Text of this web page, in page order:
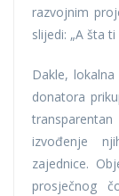
razvojnim
slijedi: „A šta
Dakle,
donatora
izvođenje
zajednice.
prosječnog